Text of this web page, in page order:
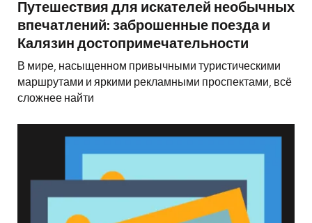
Путешествия для искателей необычных
впечатлений: заброшенные поезда и
Калязин достопримечательности
В мире, насыщенном привычными туристическими
маршрутами и яркими рекламными проспектами, всё
сложнее найти